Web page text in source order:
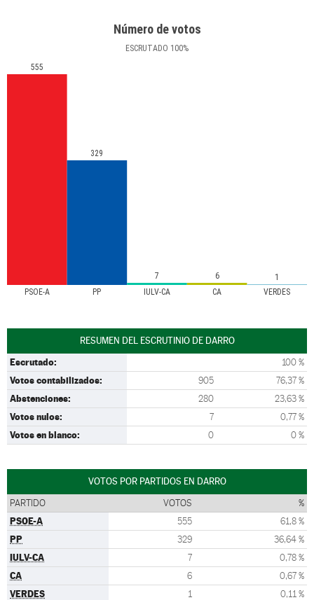
Número de votos
ESCRUTADO 100%
PSOE-A PP IULV-CA CA VERDES
555
329
7 6 1
RESUMEN DEL ESCRUTINIO DE DARRO
Escrutado: 100 %
Votos contabilizados: 905 76,37 %
Abstenciones: 280 23,63 %
Votos nulos: 7 0,77 %
Votos en blanco: 0 0 %
VOTOS POR PARTIDOS EN DARRO
PARTIDO VOTOS %
PSOE-A 555 61,8 %
PP 329 36,64 %
IULV-CA 7 0,78 %
CA 6 0,67 %
VERDES 1 0,11 %